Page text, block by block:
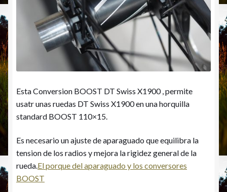
Esta Conversion BOOST DT Swiss X1900 , permite
usatr unas ruedas DT Swiss X1900 en una horquilla
standard BOOST 110×15.
Es necesario un ajuste de aparaguado que equilibra la
tension de los radios y mejora la rigidez general de la
rueda.El porque del aparaguado y los conversores
BOOST